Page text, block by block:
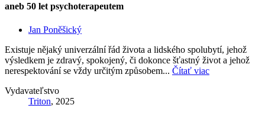
aneb 50 let psychoterapeutem
Jan Poněšický
Existuje nějaký univerzální řád života a lidského spolubytí, jehož
výsledkem je zdravý, spokojený, či dokonce šťastný život a jehož
nerespektování se vždy určitým způsobem... Čítať viac
Vydavateľstvo
Triton, 2025